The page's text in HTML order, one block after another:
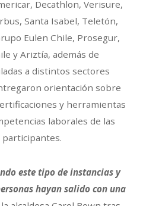
Decathlon, Verisure,
Santa Isabel, Teletón,
Eulen Chile, Prosegur,
y Ariztía, además de
a distintos sectores
orientación sobre
y herramientas
laborales de las
este tipo de instancias y
hayan salido con una